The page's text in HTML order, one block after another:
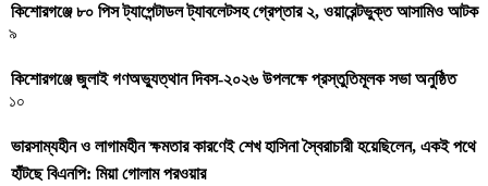
কিশোরগঞ্জে ৮০ পিস ট্যাপেন্টাডল ট্যাবলেটসহ গ্রেপ্তার ২, ওয়ারেন্টভুক্ত আসামিও আটক
৯
কিশোরগঞ্জে জুলাই গণঅভ্যুত্থান দিবস-২০২৬ উপলক্ষে প্রস্তুতিমূলক সভা অনুষ্ঠিত
১০
ভারসাম্যহীন ও লাগামহীন ক্ষমতার কারণেই শেখ হাসিনা স্বৈরাচারী হয়েছিলেন, একই পথে
হাঁটছে বিএনপি: মিয়া গোলাম পরওয়ার